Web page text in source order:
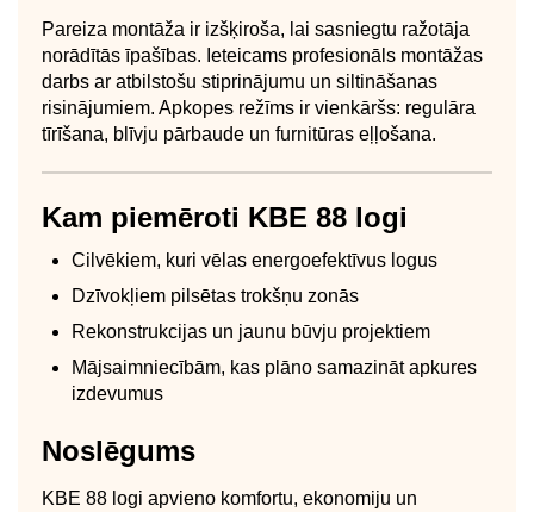
Pareiza montāža ir izšķiroša, lai sasniegtu ražotāja
norādītās īpašības. Ieteicams profesionāls montāžas
darbs ar atbilstošu stiprinājumu un siltināšanas
risinājumiem. Apkopes režīms ir vienkāršs: regulāra
tīrīšana, blīvju pārbaude un furnitūras eļļošana.
Kam piemēroti KBE 88 logi
Cilvēkiem, kuri vēlas energoefektīvus logus
Dzīvokļiem pilsētas trokšņu zonās
Rekonstrukcijas un jaunu būvju projektiem
Mājsaimniecībām, kas plāno samazināt apkures
izdevumus
Noslēgums
KBE 88 logi apvieno komfortu, ekonomiju un